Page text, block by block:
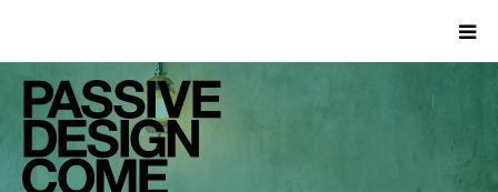
HOME
WORKS